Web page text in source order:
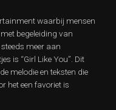
waarbij mensen
begeleiding van
meer aan
is “Girl Like You”. Dit
melodie en teksten die
het een favoriet is